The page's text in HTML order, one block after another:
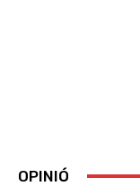
OPINIÓ